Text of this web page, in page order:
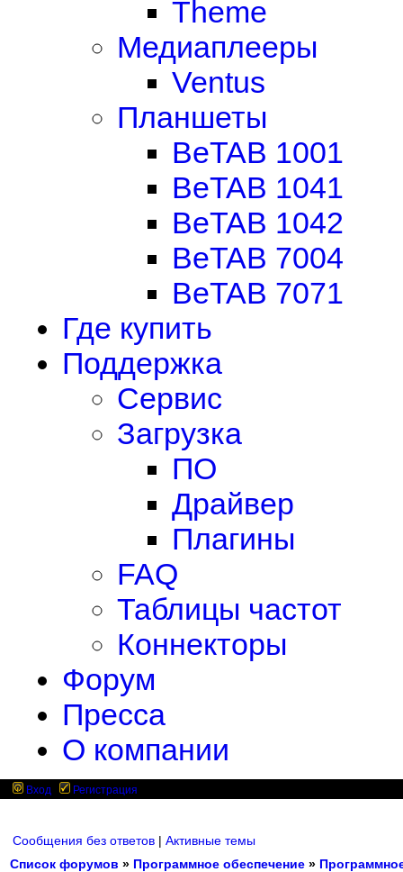
Theme
Медиаплееры
Ventus
Планшеты
BeTAB 1001
BeTAB 1041
BeTAB 1042
BeTAB 7004
BeTAB 7071
Где купить
Поддержка
Сервис
Загрузка
ПО
Драйвер
Плагины
FAQ
Таблицы частот
Коннекторы
Форум
Пресса
О компании
Вход Регистрация
Сообщения без ответов | Активные темы
Список форумов » Программное обеспечение »